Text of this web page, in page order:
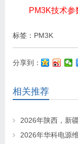
PM3K技术参
标签： PM3K
分享到：
相关推荐